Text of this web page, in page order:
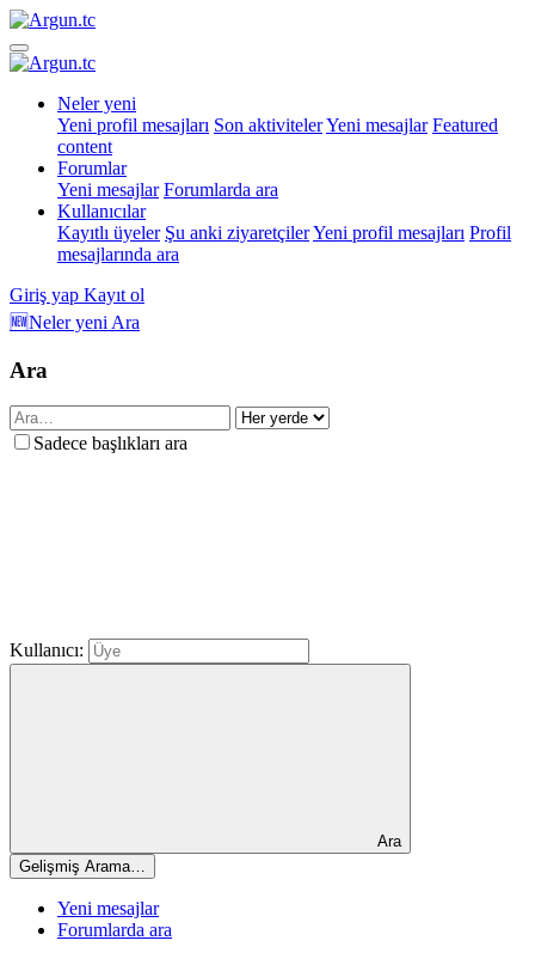
Neler yeni
Yeni profil mesajları Son aktivitelerYeni mesajlar Featured
content
Forumlar
Yeni mesajlar Forumlarda ara
Kullanıcılar
Kayıtlı üyeler Şu anki ziyaretçilerYeni profil mesajları Profil
mesajlarında ara
Giriş yap Kayıt ol
🆕Neler yeni Ara
Ara
Sadece başlıkları ara
Kullanıcı:
Ara
Gelişmiş Arama…
Yeni mesajlar
Forumlarda ara